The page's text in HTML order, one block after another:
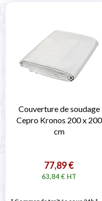
Couverture de soudage
Cepro Kronos 200 x 200
cm
77,89 €
63,84 € HT